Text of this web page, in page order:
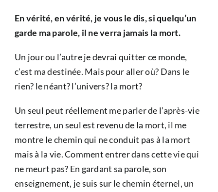
En vérité, en vérité, je vous le dis, si quelqu’un
garde ma parole, il ne verra jamais la mort.
Un jour ou l’autre je devrai quitter ce monde,
c’est ma destinée. Mais pour aller où? Dans le
rien? le néant? l’univers? la mort?
Un seul peut réellement me parler de l’après-vie
terrestre, un seul est revenu de la mort, il me
montre le chemin qui ne conduit pas à la mort
mais à la vie. Comment entrer dans cette vie qui
ne meurt pas? En gardant sa parole, son
enseignement, je suis sur le chemin éternel, un